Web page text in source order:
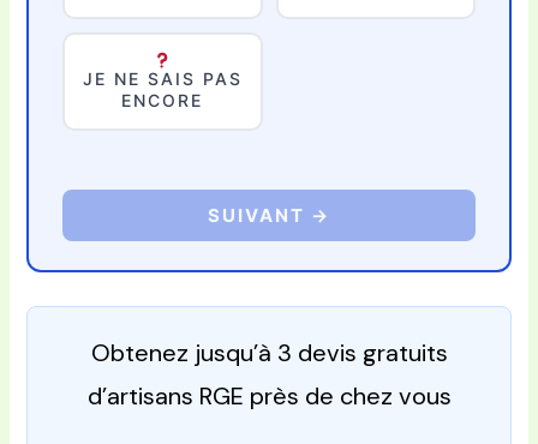
JE NE SAIS PAS
ENCORE
SUIVANT →
Obtenez jusqu’à 3 devis gratuits
d’artisans RGE près de chez vous